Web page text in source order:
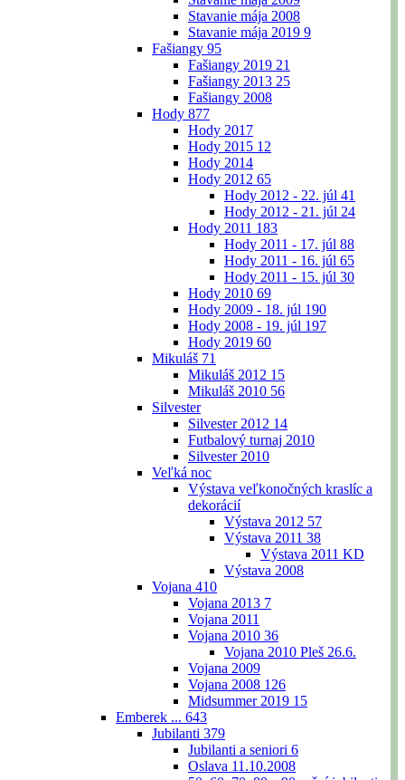
Stavanie mája 2008
Stavanie mája 2019 9
Fašiangy 95
Fašiangy 2019 21
Fašiangy 2013 25
Fašiangy 2008
Hody 877
Hody 2017
Hody 2015 12
Hody 2014
Hody 2012 65
Hody 2012 - 22. júl 41
Hody 2012 - 21. júl 24
Hody 2011 183
Hody 2011 - 17. júl 88
Hody 2011 - 16. júl 65
Hody 2011 - 15. júl 30
Hody 2010 69
Hody 2009 - 18. júl 190
Hody 2008 - 19. júl 197
Hody 2019 60
Mikuláš 71
Mikuláš 2012 15
Mikuláš 2010 56
Silvester
Silvester 2012 14
Futbalový turnaj 2010
Silvester 2010
Veľká noc
Výstava veľkonočných kraslíc a
dekorácií
Výstava 2012 57
Výstava 2011 38
Výstava 2011 KD
Výstava 2008
Vojana 410
Vojana 2013 7
Vojana 2011
Vojana 2010 36
Vojana 2010 Pleš 26.6.
Vojana 2009
Vojana 2008 126
Midsummer 2019 15
Emberek ... 643
Jubilanti 379
Jubilanti a seniori 6
Oslava 11.10.2008